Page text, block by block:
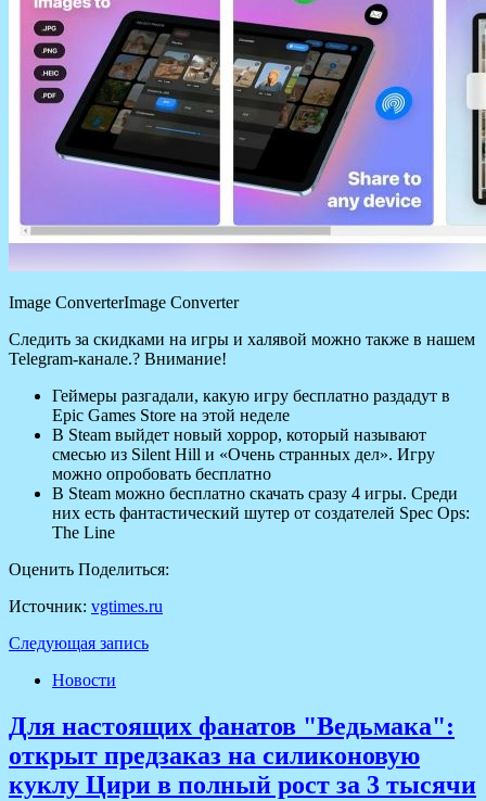
Image ConverterImage Converter
Следить за скидками на игры и халявой можно также в нашем
Telegram-канале.? Внимание!
Геймеры разгадали, какую игру бесплатно раздадут в
Epic Games Store на этой неделе
В Steam выйдет новый хоррор, который называют
смесью из Silent Hill и «Очень странных дел». Игру
можно опробовать бесплатно
В Steam можно бесплатно скачать сразу 4 игры. Среди
них есть фантастический шутер от создателей Spec Ops:
The Line
Оценить Поделиться:
Источник: vgtimes.ru
Следующая запись
Новости
Для настоящих фанатов "Ведьмака":
открыт предзаказ на силиконовую
куклу Цири в полный рост за 3 тысячи